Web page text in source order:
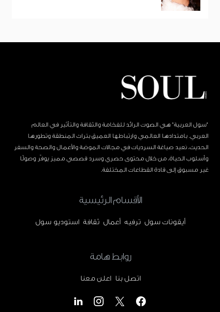
"سول العربية" هي الصوت الرائد للفخامة والثقافة والتأثير في العالم
العربي. بامتدادها العالمي وارتباطها العميق بتراث المنطقة وتطورها
الحديث، نعيد صياغة السرديات في مجالات الموضة والأعمال والصحة والسفر
وأسلوب الحياة، من خلال محتوى حصري وسرد قصصي مميز يوفّر وصولًا
غير مسبوق إلى قادة القطاعات المختلفة.
الأقسام الرئيسية
أيقونات سول ترفيه أعمال ثقافة استوديو سول
روابط هامة
اتصل بنا اعلن معنا